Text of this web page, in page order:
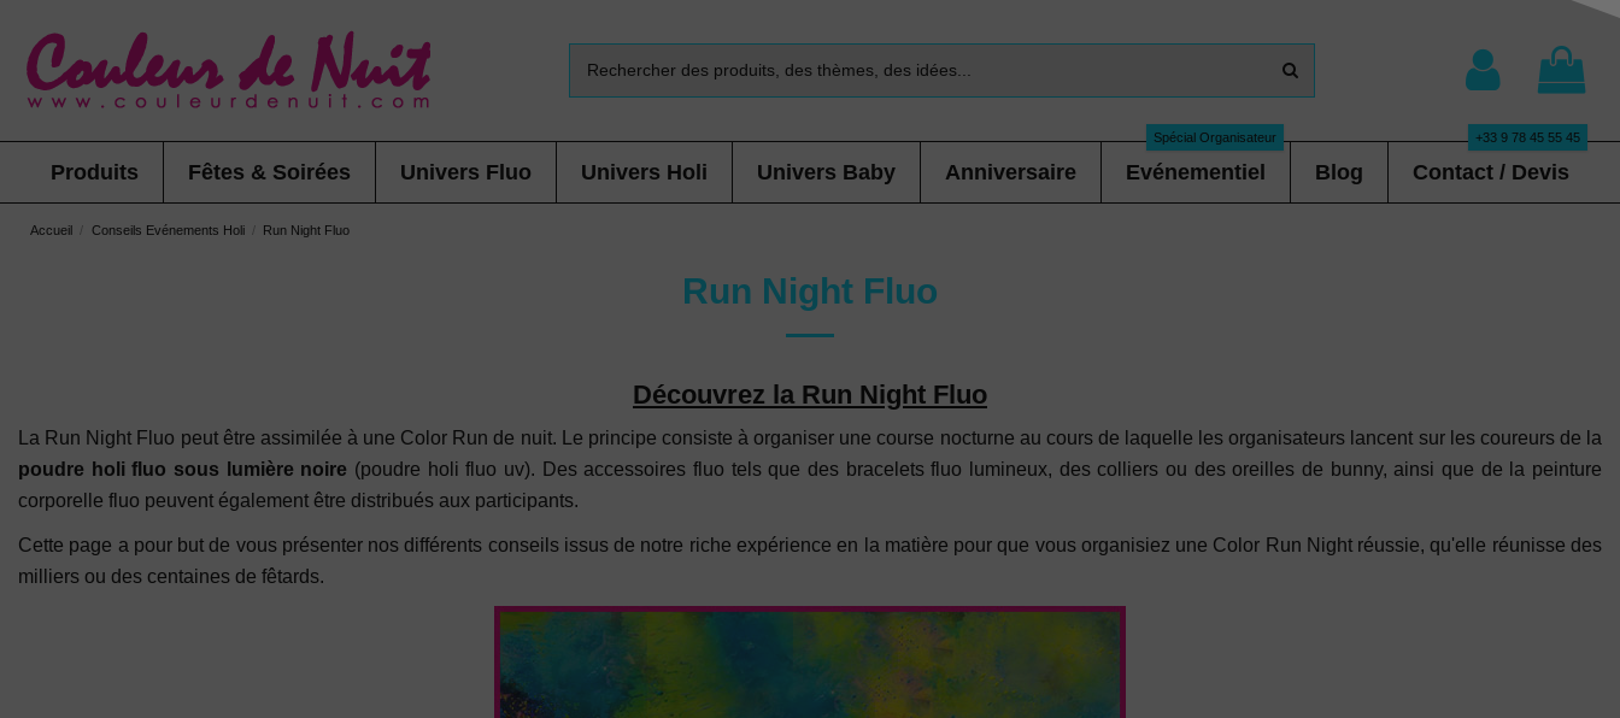
Produits Fêtes & Soirées Univers Fluo Univers Holi Univers Baby Anniversaire Evénementiel
Spécial Organisateur
Blog Contact / Devis
+33 9 78 45 55 45
Accueil Conseils Evénements Holi Run Night Fluo
Run Night Fluo
Découvrez la Run Night Fluo
La Run Night Fluo peut être assimilée à une Color Run de nuit. Le principe consiste à organiser une course nocturne au cours de laquelle les organisateurs lancent sur les coureurs de la
poudre holi fluo sous lumière noire (poudre holi fluo uv). Des accessoires fluo tels que des bracelets fluo lumineux, des colliers ou des oreilles de bunny, ainsi que de la peinture
corporelle fluo peuvent également être distribués aux participants.
Cette page a pour but de vous présenter nos différents conseils issus de notre riche expérience en la matière pour que vous organisiez une Color Run Night réussie, qu'elle réunisse des
milliers ou des centaines de fêtards.